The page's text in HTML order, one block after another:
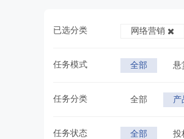
已选分类 网络营销
任务模式 全部 悬
任务分类 全部 产
任务状态
全部 投